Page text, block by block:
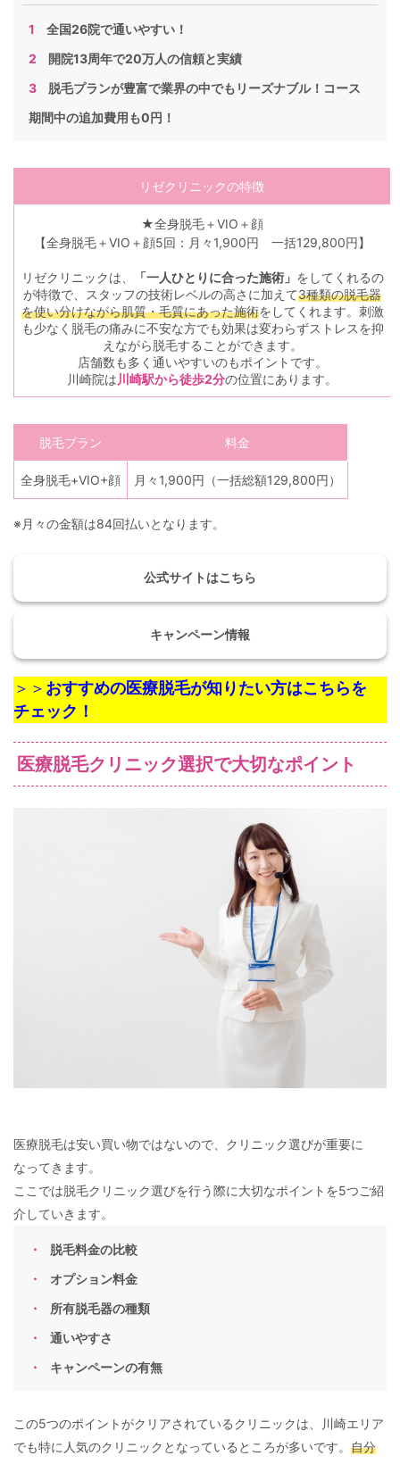
全国26院で通いやすい！
開院13周年で20万人の信頼と実績
脱毛プランが豊富で業界の中でもリーズナブル！コース
期間中の追加費用も0円！
リゼクリニックの特徴
★全身脱毛＋VIO＋顔
【全身脱毛＋VIO＋顔5回：月々1,900円 一括129,800円】
リゼクリニックは、 「一人ひとりに合った施術」 をしてくれるの
が特徴で、スタッフの技術レベルの高さに加えて3種類の脱毛器
を使い分けながら肌質・毛質にあった施術をしてくれます。刺激
も少なく脱毛の痛みに不安な方でも効果は変わらずストレスを抑
えながら脱毛することができます。
店舗数も多く通いやすいのもポイントです。
川崎院は川崎駅から徒歩2分の位置にあります。
脱毛プラン 料金
全身脱毛+VIO+顔 月々1,900円（一括総額129,800円）
※月々の金額は84回払いとなります。
公式サイトはこちら
キャンペーン情報
＞＞ おすすめの医療脱毛が知りたい方はこちらを
チェック！
医療脱毛クリニック選択で大切なポイント
医療脱毛は安い買い物ではないので、クリニック選びが重要に
なってきます。
ここでは脱毛クリニック選びを行う際に大切なポイントを5つご紹
介していきます。
脱毛料金の比較
オプション料金
所有脱毛器の種類
通いやすさ
キャンペーンの有無
この5つのポイントがクリアされているクリニックは、川崎エリア
でも特に人気のクリニックとなっているところが多いです。 自分